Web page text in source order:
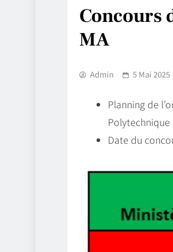
Concours
MA
Admin 5 Mai 2025
Planning de
Polytechnique
Date du